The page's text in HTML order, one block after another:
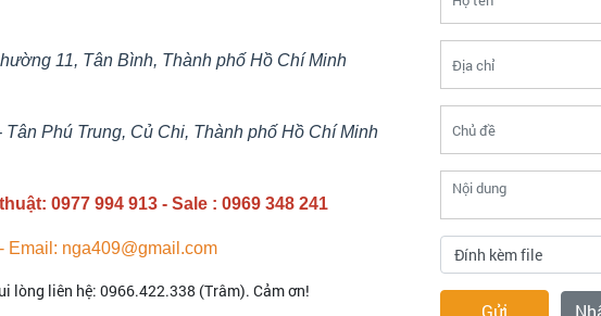
11, Tân Bình, Thành phố Hồ Chí Minh
Tân Phú Trung, Củ Chi, Thành phố Hồ Chí Minh
0977 994 913 - Sale : 0969 348 241
- Email: nga409@gmail.com
lòng liên hệ: 0966.422.338 (Trâm). Cảm ơn!
Đính kèm file